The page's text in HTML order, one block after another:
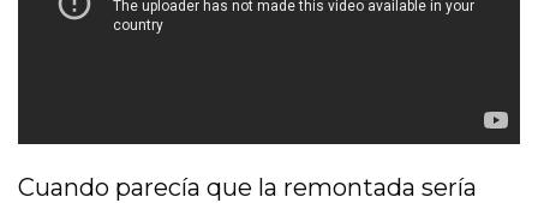
Cuando parecía que la remontada sería